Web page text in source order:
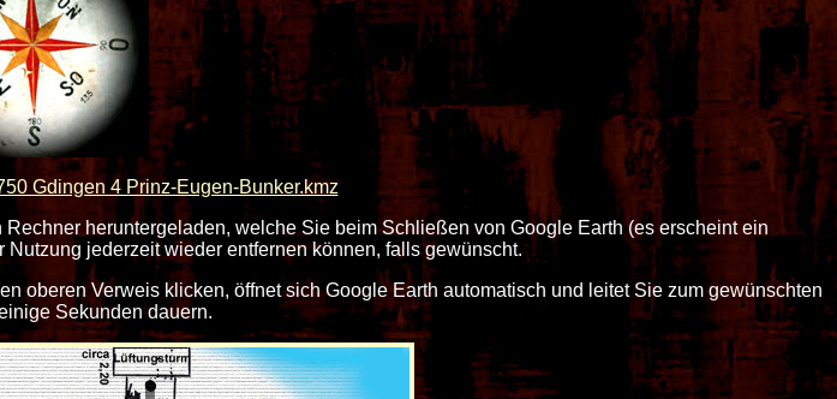
Gdingen 4 Prinz-Eugen-Bunker.kmz
heruntergeladen, welche Sie beim Schließen von Google Earth (es erscheint ein
jederzeit wieder entfernen können, falls gewünscht.
oberen Verweis klicken, öffnet sich Google Earth automatisch und leitet Sie zum gewünschten
Sekunden dauern.